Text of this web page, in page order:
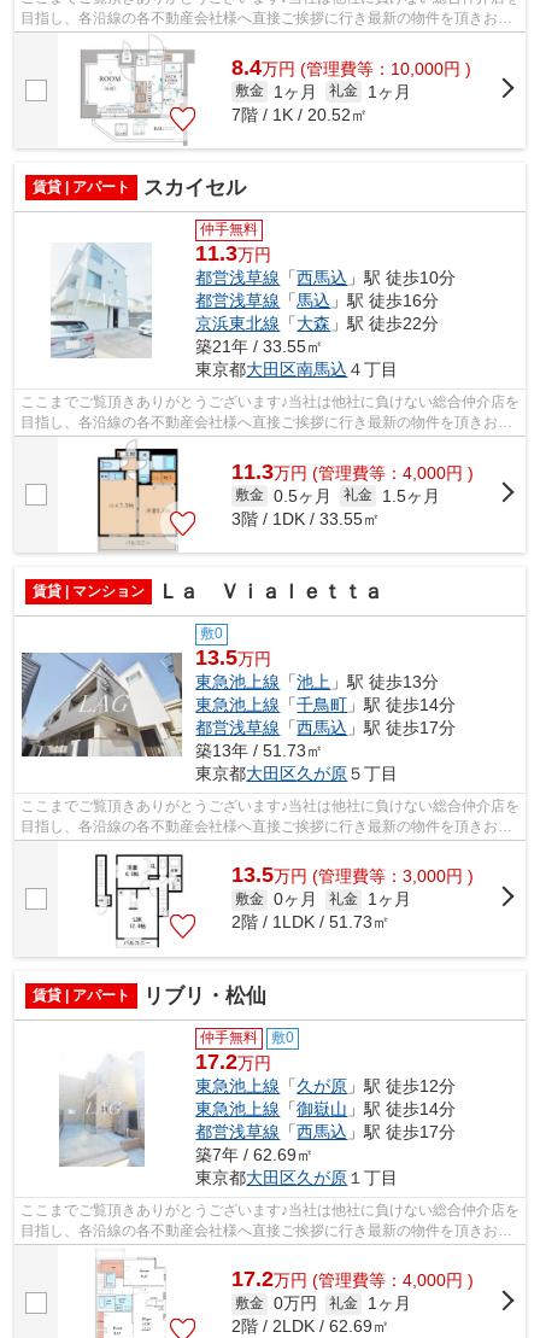
目指し、各沿線の各不動産会社様へ直接ご挨拶に行き最新の物件を頂きお客
様へ提供しております！最新の情報は...
8.4万円 (管理費等：10,000円 )
敷金 1ヶ月 礼金
1ヶ月
7階 / 1K / 20.52㎡
賃貸 | アパート スカイセル
仲手無料
11.3万円
都営浅草線 「西馬込 」駅 徒歩10分
都営浅草線 「馬込 」駅 徒歩16分
京浜東北線 「大森 」駅 徒歩22分
築21年 / 33.55㎡
東京都大田区南馬込 ４丁目
ここまでご覧頂きありがとうございます♪当社は他社に負けない総合仲介店を
目指し、各沿線の各不動産会社様へ直接ご挨拶に行き最新の物件を頂きお客
様へ提供しております！最新の情報は...
11.3万円 (管理費等：4,000円 )
敷金 0.5ヶ月 礼金
1.5ヶ月
3階 / 1DK / 33.55㎡
賃貸 | マンション Ｌａ Ｖｉａｌｅｔｔａ
敷0
13.5万円
東急池上線 「池上 」駅 徒歩13分
東急池上線 「千鳥町 」駅 徒歩14分
都営浅草線 「西馬込 」駅 徒歩17分
築13年 / 51.73㎡
東京都大田区久が原５丁目
ここまでご覧頂きありがとうございます♪当社は他社に負けない総合仲介店を
目指し、各沿線の各不動産会社様へ直接ご挨拶に行き最新の物件を頂きお客
様へ提供しております！最新の情報は...
13.5万円 (管理費等：3,000円 )
敷金 0ヶ月 礼金
1ヶ月
2階 / 1LDK / 51.73㎡
賃貸 | アパート リブリ・松仙
仲手無料 敷0
17.2万円
東急池上線 「久が原 」駅 徒歩12分
東急池上線 「御嶽山 」駅 徒歩14分
都営浅草線 「西馬込 」駅 徒歩17分
築7年 / 62.69㎡
東京都大田区久が原 １丁目
ここまでご覧頂きありがとうございます♪当社は他社に負けない総合仲介店を
目指し、各沿線の各不動産会社様へ直接ご挨拶に行き最新の物件を頂きお客
様へ提供しております！最新の情報は...
17.2万円 (管理費等：4,000円 )
敷金 0万円 礼金
1ヶ月
2階 / 2LDK / 62.69㎡